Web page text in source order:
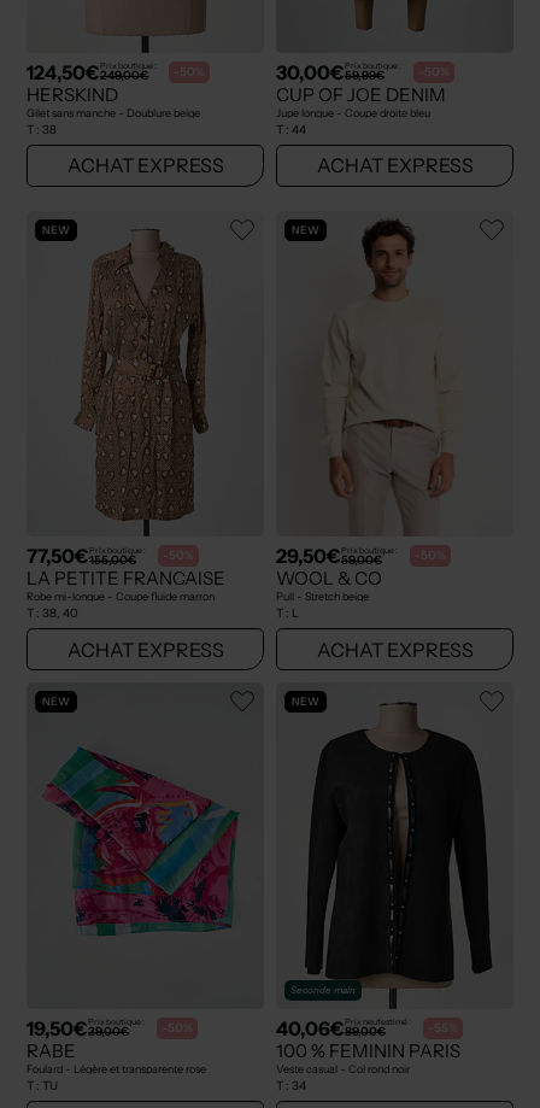
124,50€Prix boutique :
249,00€ -50%
HERSKIND
Gilet sans manche - Doublure beige
T : 38
ACHAT EXPRESS
30,00€Prix boutique :
59,99€ -50%
CUP OF JOE DENIM
Jupe longue - Coupe droite bleu
T : 44
ACHAT EXPRESS
NEW
77,50€Prix boutique :
155,00€ -50%
LA PETITE FRANCAISE
Robe mi-longue - Coupe fluide marron
T : 38, 40
ACHAT EXPRESS
NEW
29,50€Prix boutique :
59,00€ -50%
WOOL & CO
Pull - Stretch beige
T : L
ACHAT EXPRESS
NEW
19,50€Prix boutique :
39,00€ -50%
RABE
Foulard - Légère et transparente rose
T : TU
NEW
Seconde main
40,06€Prix neuf estimé :
89,00€ -55%
100 % FEMININ PARIS
Veste casual - Col rond noir
T : 34